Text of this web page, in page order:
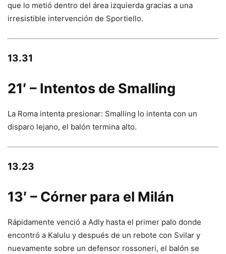
que lo metió dentro del área izquierda gracias a una
irresistible intervención de Sportiello.
13.31
21′ – Intentos de Smalling
La Roma intenta presionar: Smalling lo intenta con un
disparo lejano, el balón termina alto.
13.23
13′ – Córner para el Milán
Rápidamente venció a Adly hasta el primer palo donde
encontró a Kalulu y después de un rebote con Svilar y
nuevamente sobre un defensor rossoneri, el balón se